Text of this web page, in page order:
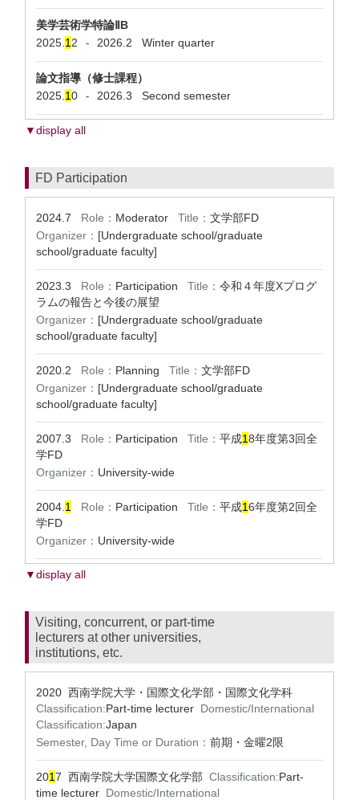
美学芸術学特論ⅡB
2025. 1 2 - 2026.2 Winter quarter
論文指導（修士課程）
2025. 10 - 2026.3 Second semester
▼display all
FD Participation
2024.7 Role： Moderator Title： 文学部FD
Organizer： [Undergraduate school/graduate
school/graduate faculty]
2023.3 Role： Participation Title： 令和４年度Xプログ
ラムの報告と今後の展望
Organizer： [Undergraduate school/graduate
school/graduate faculty]
2020.2 Role： Planning Title： 文学部FD
Organizer： [Undergraduate school/graduate
school/graduate faculty]
2007.3 Role： Participation Title： 平成18年度第3回全
学FD
Organizer： University-wide
2004. 1 Role： Participation Title： 平成16年度第2回全
学FD
Organizer： University-wide
▼display all
Visiting, concurrent, or part-time
lecturers at other universities,
institutions, etc.
2020 西南学院大学・国際文化学部・国際文化学科
Classification:Part-time lecturer Domestic/International
Classification:Japan
Semester, Day Time or Duration： 前期・金曜2限
2017 西南学院大学国際文化学部 Classification:Part-
time lecturer Domestic/International